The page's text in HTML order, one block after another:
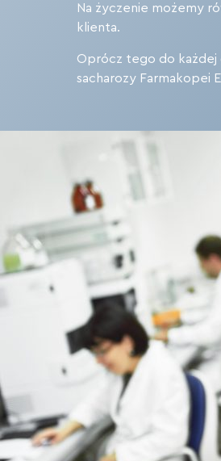
Na życzenie możemy
klienta.
Oprócz tego do każdej
sacharozy Farmakopei